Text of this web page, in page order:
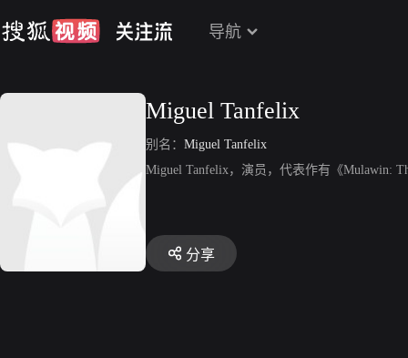
导航
Miguel Tanfelix
别名： Miguel Tanfelix
Miguel Tanfelix，演员，代表作有《Mulawin:
分享